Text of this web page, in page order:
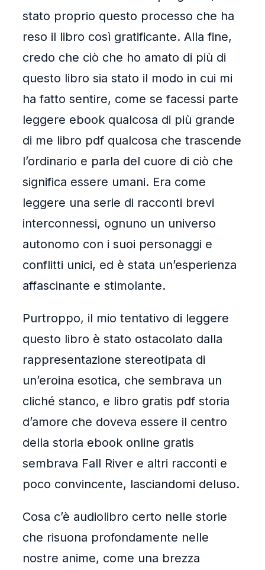
stato proprio questo processo che ha
reso il libro così gratificante. Alla fine,
credo che ciò che ho amato di più di
questo libro sia stato il modo in cui mi
ha fatto sentire, come se facessi parte
leggere ebook qualcosa di più grande
di me libro pdf qualcosa che trascende
l’ordinario e parla del cuore di ciò che
significa essere umani. Era come
leggere una serie di racconti brevi
interconnessi, ognuno un universo
autonomo con i suoi personaggi e
conflitti unici, ed è stata un’esperienza
affascinante e stimolante.
Purtroppo, il mio tentativo di leggere
questo libro è stato ostacolato dalla
rappresentazione stereotipata di
un’eroina esotica, che sembrava un
cliché stanco, e libro gratis pdf storia
d’amore che doveva essere il centro
della storia ebook online gratis
sembrava Fall River e altri racconti e
poco convincente, lasciandomi deluso.
Cosa c’è audiolibro certo nelle storie
che risuona profondamente nelle
nostre anime, come una brezza